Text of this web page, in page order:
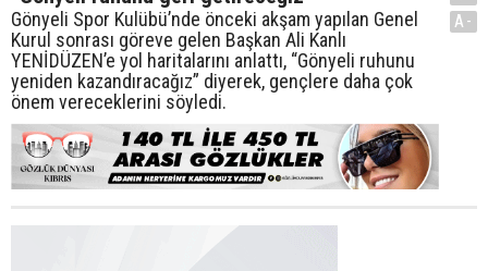
Gönyeli Spor Kulübü’nde önceki akşam yapılan Genel
Kurul sonrası göreve gelen Başkan Ali Kanlı
YENİDÜZEN’e yol haritalarını anlattı, “Gönyeli ruhunu
yeniden kazandıracağız” diyerek, gençlere daha çok
önem vereceklerini söyledi.
A-